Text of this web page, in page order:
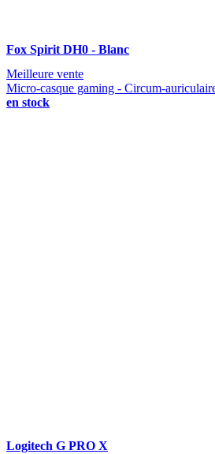
Fox Spirit DH0 - Blanc
Meilleure vente
Micro-casque gaming - Circum-
en stock
Logitech G PRO X